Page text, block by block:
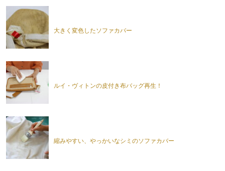
大きく変色したソファカバー
ルイ・ヴィトンの皮付き布バッグ再生！
縮みやすい、やっかいなシミのソファカバー